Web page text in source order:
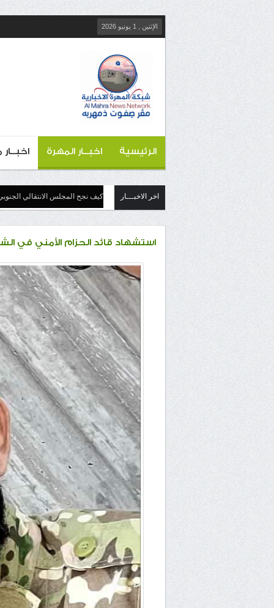
الإثنين , 1 يونيو 2026
الرئيسية اخبــار المهرة
اخر الاخبـــار كيف نجح المجلس الانتقالي
استشهاد قائد الحزام الأمني في